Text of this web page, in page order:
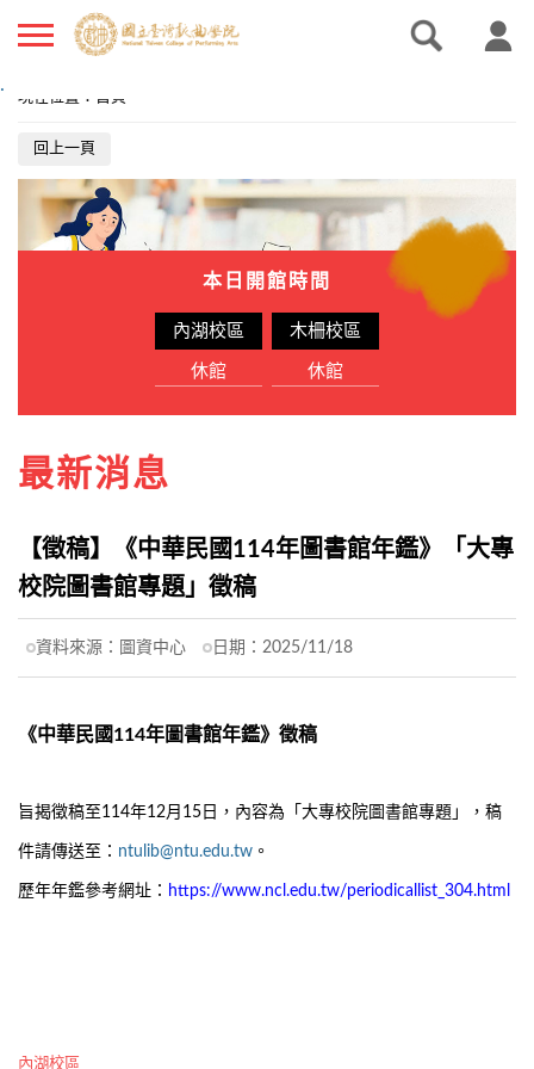
.
現在位置 ： 首頁
回上一頁
本日開館時間
內湖校區
休館
木柵校區
休館
最新消息
【徵稿】《中華民國114年圖書館年鑑》「大專
校院圖書館專題」徵稿
資料來源： 圖資中心 日期： 2025/11/18
《中華民國114年圖書館年鑑》徵稿
旨揭徵稿至114年12月15日，內容為「大專校院圖書館專題」，稿
件請傳送至： ntulib@ntu.edu.tw 。
歷年年鑑參考網址： https://www.ncl.edu.tw/periodicallist_304.html
內湖校區